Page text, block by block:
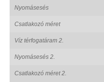
Nyomásesés
Csatlakozó méret
Víz térfogatáram 2.
Nyomásesés 2.
Csatlakozó méret 2.